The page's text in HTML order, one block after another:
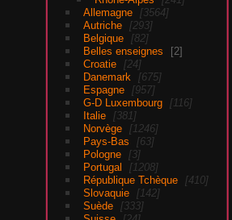
Allemagne
3564
Autriche
293
Belgique
82
Belles enseignes
2
Croatie
24
Danemark
675
Espagne
957
G-D Luxembourg
116
Italie
381
Norvège
1246
Pays-Bas
63
Pologne
3
Portugal
1208
République Tchèque
410
Slovaquie
142
Suède
333